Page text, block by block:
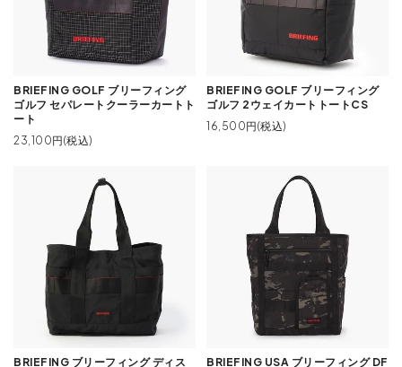
BRIEFING GOLF ブリーフィング
ゴルフ セパレートクーラーカートト
ート
23,100円(税込)
BRIEFING GOLF ブリーフィング
ゴルフ 2ウェイカートトートCS
16,500円(税込)
BRIEFING ブリーフィング ディス
BRIEFING USA ブリーフィング DF